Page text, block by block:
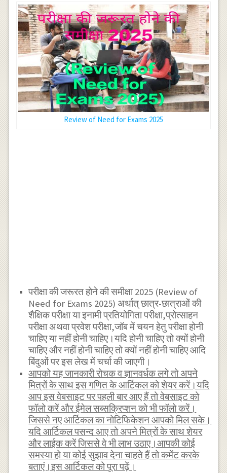
Review of Need for Exams 2025
परीक्षा की जरूरत होने की समीक्षा 2025 (Review of
Need for Exams 2025) अर्थात् छात्र-छात्राओं की
शैक्षिक परीक्षा या इनामी प्रतियोगिता परीक्षा,प्रोत्साहन
परीक्षा अथवा प्रवेश परीक्षा,जॉब में चयन हेतु परीक्षा होनी
चाहिए या नहीं होनी चाहिए।यदि होनी चाहिए तो क्यों होनी
चाहिए और नहीं होनी चाहिए तो क्यों नहीं होनी चाहिए आदि
बिंदुओं पर इस लेख में चर्चा की जाएगी।
आपको यह जानकारी रोचक व ज्ञानवर्धक लगे तो अपने
मित्रों के साथ इस गणित के आर्टिकल को शेयर करें।यदि
आप इस वेबसाइट पर पहली बार आए हैं तो वेबसाइट को
फॉलो करें और ईमेल सब्सक्रिप्शन को भी फॉलो करें।
जिससे नए आर्टिकल का नोटिफिकेशन आपको मिल सके।
यदि आर्टिकल पसन्द आए तो अपने मित्रों के साथ शेयर
और लाईक करें जिससे वे भी लाभ उठाए।आपकी कोई
समस्या हो या कोई सुझाव देना चाहते हैं तो कमेंट करके
बताएं।इस आर्टिकल को पूरा पढ़ें।